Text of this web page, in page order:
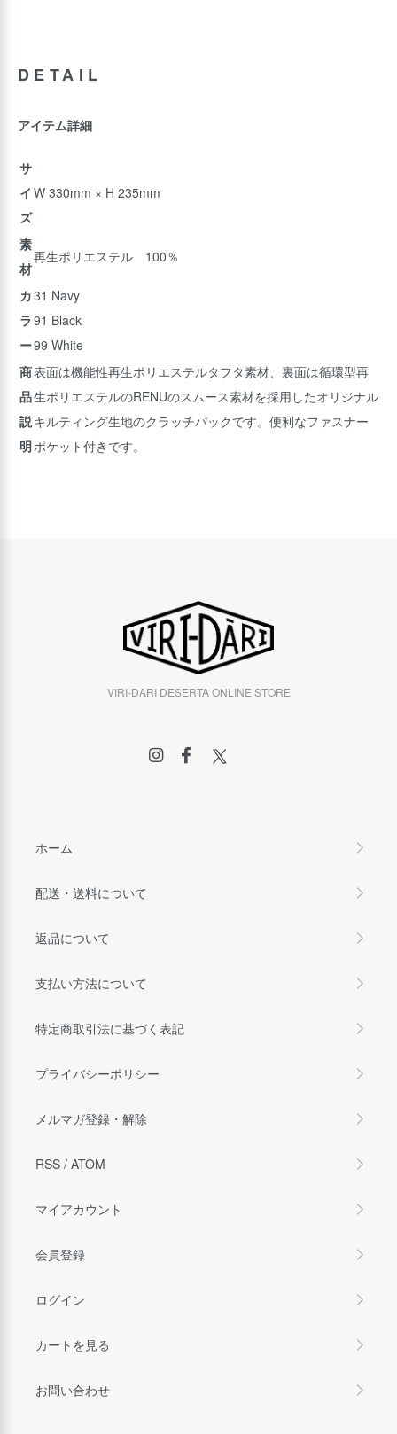
DETAIL
アイテム詳細
サ
イ
ズ
W 330mm × H 235mm
素
材
再生ポリエステル 100％
カ
ラ
ー
31 Navy
91 Black
99 White
商
品
説
明
表面は機能性再生ポリエステルタフタ素材、裏面は循環型再
生ポリエステルのRENUのスムース素材を採用したオリジナル
キルティング生地のクラッチバックです。便利なファスナー
ポケット付きです。
VIRI-DARI DESERTA ONLINE STORE
ホーム
配送・送料について
返品について
支払い方法について
特定商取引法に基づく表記
プライバシーポリシー
メルマガ登録・解除
RSS / ATOM
マイアカウント
会員登録
ログイン
カートを見る
お問い合わせ